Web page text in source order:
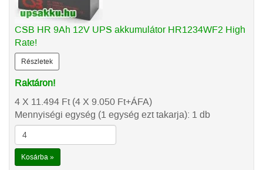
CSB HR 9Ah 12V UPS akkumulátor HR1234WF2 High
Rate!
Részletek
Raktáron!
4 X 11.494 Ft(4 X 9.050 Ft+ÁFA)
Mennyiségi egység (1 egység ezt takarja): 1 db
Kosárba »